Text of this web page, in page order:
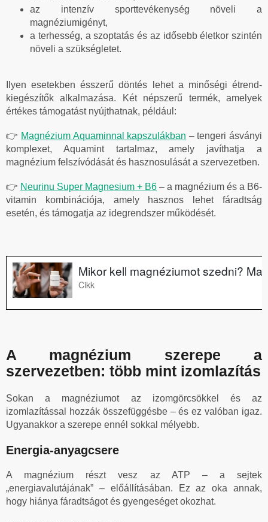
az intenzív sporttevékenység növeli a
magnéziumigényt,
a terhesség, a szoptatás és az idősebb életkor szintén
növeli a szükségletet.
Ilyen esetekben ésszerű döntés lehet a minőségi étrend-
kiegészítők alkalmazása. Két népszerű termék, amelyek
értékes támogatást nyújthatnak, például:
👉 Magnézium Aquaminnal kapszulákban – tengeri ásványi
komplexet, Aquamint tartalmaz, amely javíthatja a
magnézium felszívódását és hasznosulását a szervezetben.
👉 Neurinu Super Magnesium + B6 – a magnézium és a B6-
vitamin kombinációja, amely hasznos lehet fáradtság
esetén, és támogatja az idegrendszer működését.
A magnézium szerepe a
szervezetben: több mint izomlazítás
Sokan a magnéziumot az izomgörcsökkel és az
izomlazítással hozzák összefüggésbe – és ez valóban igaz.
Ugyanakkor a szerepe ennél sokkal mélyebb.
Energia-anyagcsere
A magnézium részt vesz az ATP – a sejtek
„energiavalutájának” – előállításában. Ez az oka annak,
hogy hiánya fáradtságot és gyengeséget okozhat.